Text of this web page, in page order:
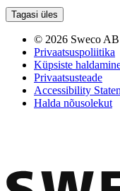
Tagasi üles
© 2026 Sweco AB
Privaatsuspoliitika
Küpsiste
Privaatsusteade
Accessibility
Halda nõusolekut